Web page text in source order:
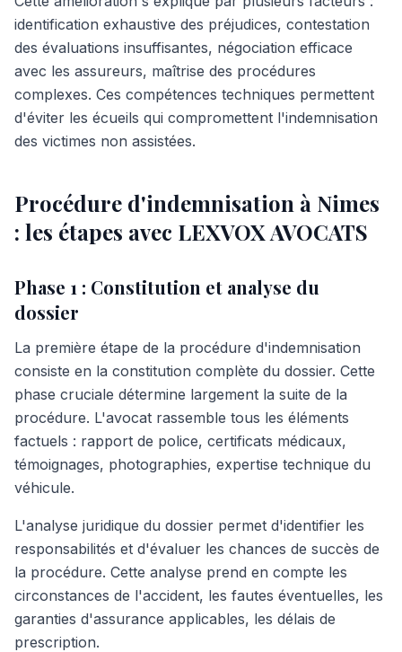
identification exhaustive des préjudices, contestation
des évaluations insuffisantes, négociation efficace
avec les assureurs, maîtrise des procédures
complexes. Ces compétences techniques permettent
d'éviter les écueils qui compromettent l'indemnisation
des victimes non assistées.
Procédure d'indemnisation à Nimes
: les étapes avec LEXVOX AVOCATS
Phase 1 : Constitution et analyse du
dossier
La première étape de la procédure d'indemnisation
consiste en la constitution complète du dossier. Cette
phase cruciale détermine largement la suite de la
procédure. L'avocat rassemble tous les éléments
factuels : rapport de police, certificats médicaux,
témoignages, photographies, expertise technique du
véhicule.
L'analyse juridique du dossier permet d'identifier les
responsabilités et d'évaluer les chances de succès de
la procédure. Cette analyse prend en compte les
circonstances de l'accident, les fautes éventuelles, les
garanties d'assurance applicables, les délais de
prescription.